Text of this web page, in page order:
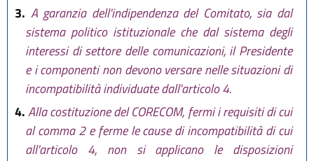
3. A garanzia dell'indipendenza del Comitato, sia dal
sistema politico istituzionale che dal sistema degli
interessi di settore delle comunicazioni, il Presidente
e i componenti non devono versare nelle situazioni di
incompatibilità individuate dall'articolo 4.
4.Alla costituzione del CORECOM, fermi i requisiti di cui
al comma 2 e ferme le cause di incompatibilità di cui
all'articolo 4, non si applicano le disposizioni